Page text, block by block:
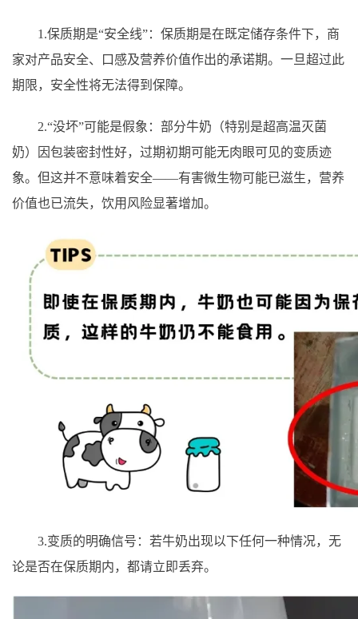
1.保质期是“安全线”：保质期是在既定储存条件下，商
家对产品安全、口感及营养价值作出的承诺期。一旦超过此
期限，安全性将无法得到保障。
2.“没坏”可能是假象：部分牛奶（特别是超高温灭菌
奶）因包装密封性好，过期初期可能无肉眼可见的变质迹
象。但这并不意味着安全——有害微生物可能已滋生，营养
价值也已流失，饮用风险显著增加。
3.变质的明确信号：若牛奶出现以下任何一种情况，无
论是否在保质期内，都请立即丢弃。